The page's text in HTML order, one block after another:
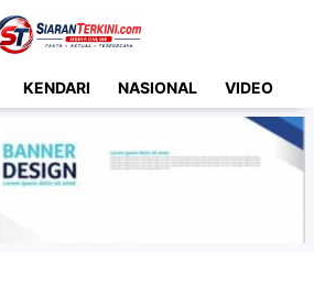
KENDARI NASIONAL VIDEO